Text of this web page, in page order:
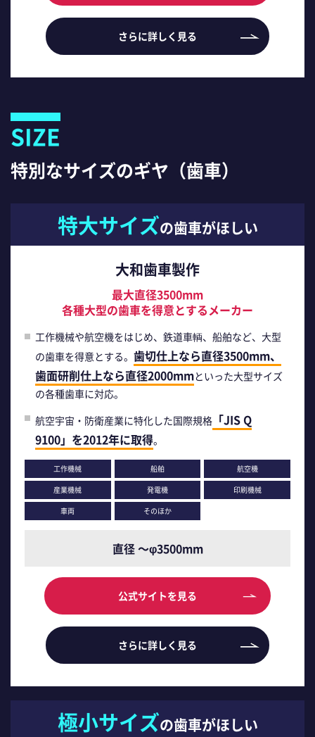
さらに詳しく見る
SIZE
特別なサイズのギヤ（歯車）
特大サイズの歯車がほしい
大和歯車製作
最大直径3500mm
各種大型の歯車を得意とするメーカー
工作機械や航空機をはじめ、鉄道車輌、船舶など、大型
の歯車を得意とする。 歯切仕上なら直径3500mm、
歯面研削仕上なら直径2000mmといった大型サイズ
の各種歯車に対応。
航空宇宙・防衛産業に特化した国際規格 「JIS Q
9100」を2012年に取得。
工作機械 船舶
航空機
産業機械
発電機
印刷機械
車両
そのほか
直径 ～φ3500mm
公式サイトを見る
さらに詳しく見る
極小サイズの歯車がほしい